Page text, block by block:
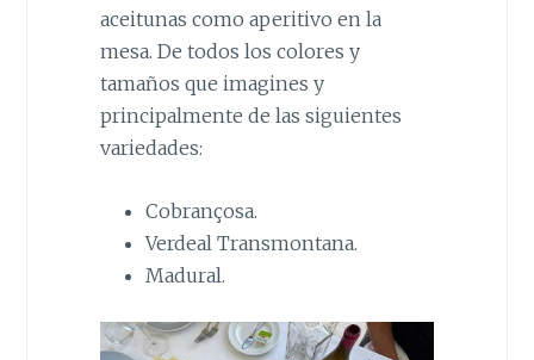
aceitunas como aperitivo en la
mesa. De todos los colores y
tamaños que imagines y
principalmente de las siguientes
variedades:
Cobrançosa.
Verdeal Transmontana.
Madural.